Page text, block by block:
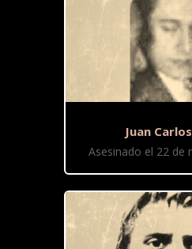
Juan
Asesinado el 22 de